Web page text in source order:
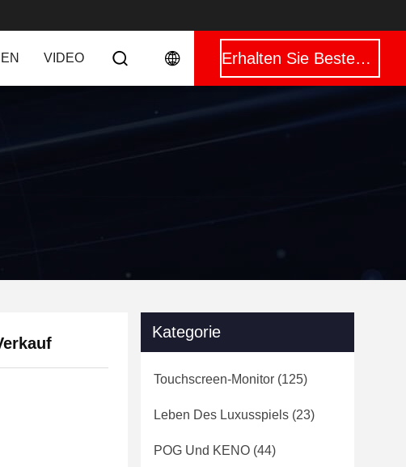
VIDEO Erhalten Sie Besten Preis
Kategorie
Touchscreen-Monitor (125)
Leben Des Luxusspiels (23)
POG Und KENO (44)